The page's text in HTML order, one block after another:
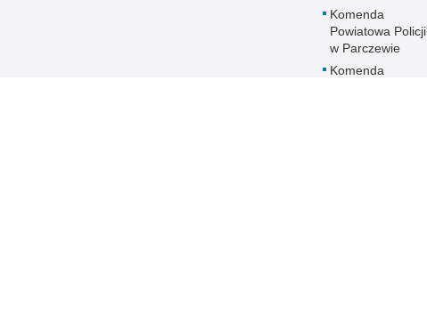
Komenda
Powiatowa Policji
w Parczewie
Komenda